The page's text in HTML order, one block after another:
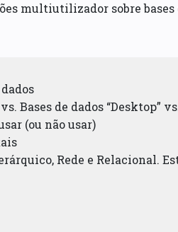
multiutilizador sobre
Bases de dados “Desktop”
(ou não usar)
Rede e Relacional.